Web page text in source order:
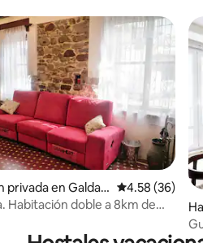
de 5, 37 reseñas
privada en Galdak
Calificación
4.58 (36)